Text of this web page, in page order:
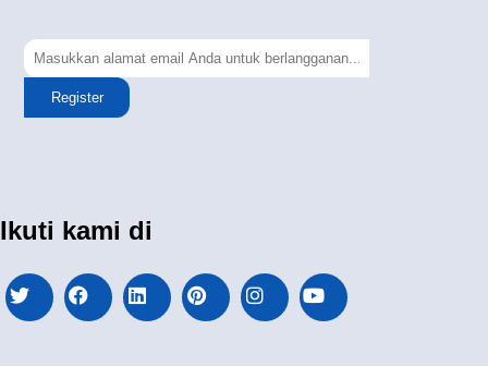
Register
Ikuti kami di